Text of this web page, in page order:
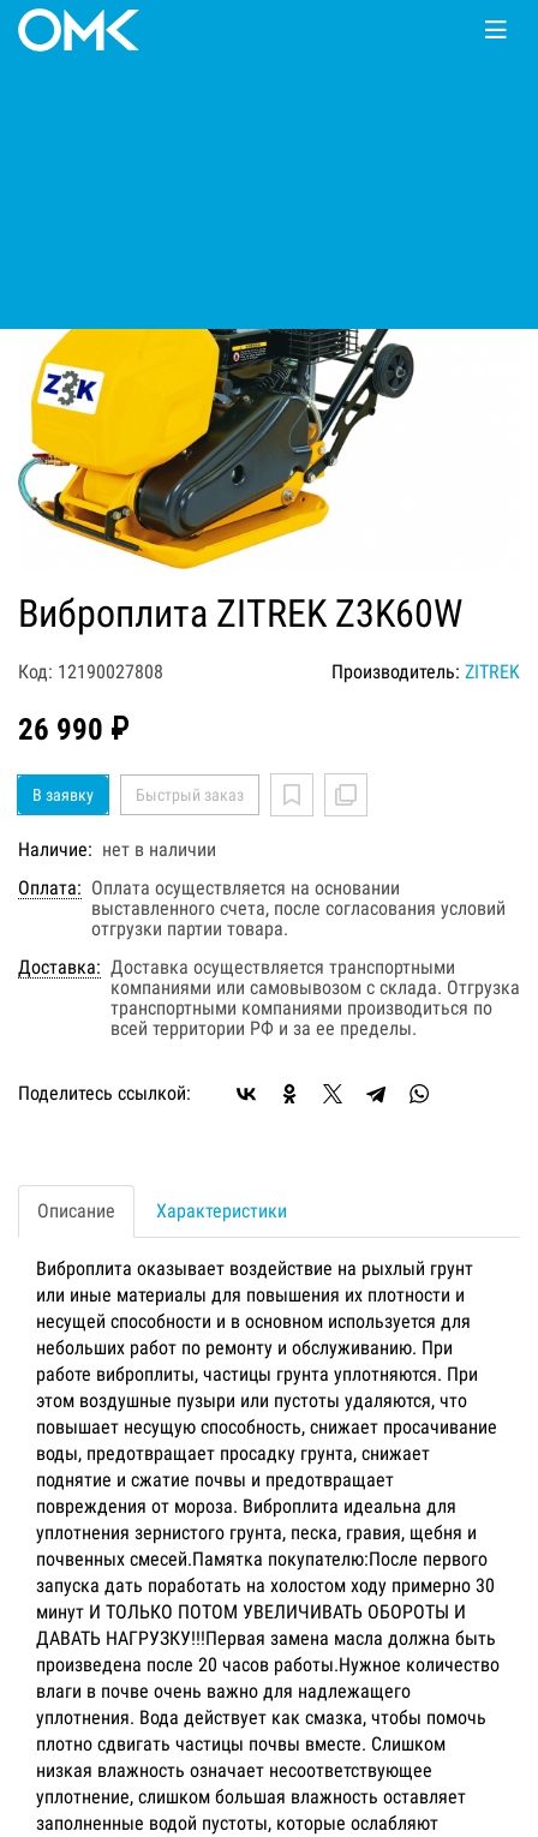
Виброплита ZITREK Z3K60W
Код: 12190027808 Производитель: ZITREK
26 990 ₽
В заявку Быстрый заказ
Наличие: нет в наличии
Оплата: Оплата осуществляется на основании
выставленного счета, после согласования условий
отгрузки партии товара.
Доставка: Доставка осуществляется транспортными
компаниями или самовывозом с склада. Отгрузка
транспортными компаниями производиться по
всей территории РФ и за ее пределы.
Поделитесь ссылкой:
Описание Характеристики
Виброплита оказывает воздействие на рыхлый грунт
или иные материалы для повышения их плотности и
несущей способности и в основном используется для
небольших работ по ремонту и обслуживанию. При
работе виброплиты, частицы грунта уплотняются. При
этом воздушные пузыри или пустоты удаляются, что
повышает несущую способность, снижает просачивание
воды, предотвращает просадку грунта, снижает
поднятие и сжатие почвы и предотвращает
повреждения от мороза. Виброплита идеальна для
уплотнения зернистого грунта, песка, гравия, щебня и
почвенных смесей.Памятка покупателю:После первого
запуска дать поработать на холостом ходу примерно 30
минут И ТОЛЬКО ПОТОМ УВЕЛИЧИВАТЬ ОБОРОТЫ И
ДАВАТЬ НАГРУЗКУ!!!Первая замена масла должна быть
произведена после 20 часов работы.Нужное количество
влаги в почве очень важно для надлежащего
уплотнения. Вода действует как смазка, чтобы помочь
плотно сдвигать частицы почвы вместе. Слишком
низкая влажность означает несоответствующее
уплотнение, слишком большая влажность оставляет
заполненные водой пустоты, которые ослабляют